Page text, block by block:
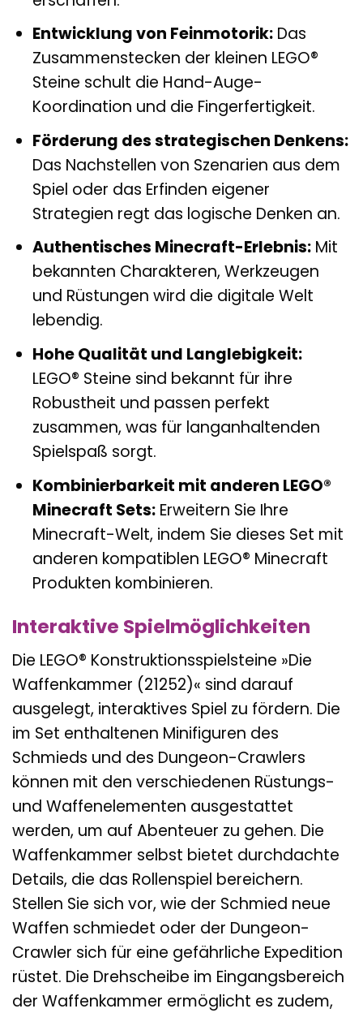
Entwicklung von Feinmotorik:Das
Zusammenstecken der kleinen LEGO®
Steine schult die Hand-Auge-
Koordination und die Fingerfertigkeit.
Förderung des strategischen Denkens:
Das Nachstellen von Szenarien aus dem
Spiel oder das Erfinden eigener
Strategien regt das logische Denken an.
Authentisches Minecraft-Erlebnis:Mit
bekannten Charakteren, Werkzeugen
und Rüstungen wird die digitale Welt
lebendig.
Hohe Qualität und Langlebigkeit:
LEGO® Steine sind bekannt für ihre
Robustheit und passen perfekt
zusammen, was für langanhaltenden
Spielspaß sorgt.
Kombinierbarkeit mit anderen LEGO®
Minecraft Sets:Erweitern Sie Ihre
Minecraft-Welt, indem Sie dieses Set mit
anderen kompatiblen LEGO® Minecraft
Produkten kombinieren.
Interaktive Spielmöglichkeiten
Die LEGO® Konstruktionsspielsteine »Die
Waffenkammer (21252)« sind darauf
ausgelegt, interaktives Spiel zu fördern. Die
im Set enthaltenen Minifiguren des
Schmieds und des Dungeon-Crawlers
können mit den verschiedenen Rüstungs-
und Waffenelementen ausgestattet
werden, um auf Abenteuer zu gehen. Die
Waffenkammer selbst bietet durchdachte
Details, die das Rollenspiel bereichern.
Stellen Sie sich vor, wie der Schmied neue
Waffen schmiedet oder der Dungeon-
Crawler sich für eine gefährliche Expedition
rüstet. Die Drehscheibe im Eingangsbereich
der Waffenkammer ermöglicht es zudem,